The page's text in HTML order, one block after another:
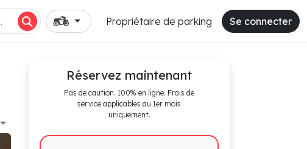
Propriétaire de parking Se connecter
Réservez maintenant
Pas de caution. 100% en ligne. Frais de
service applicables au 1er mois
uniquement.